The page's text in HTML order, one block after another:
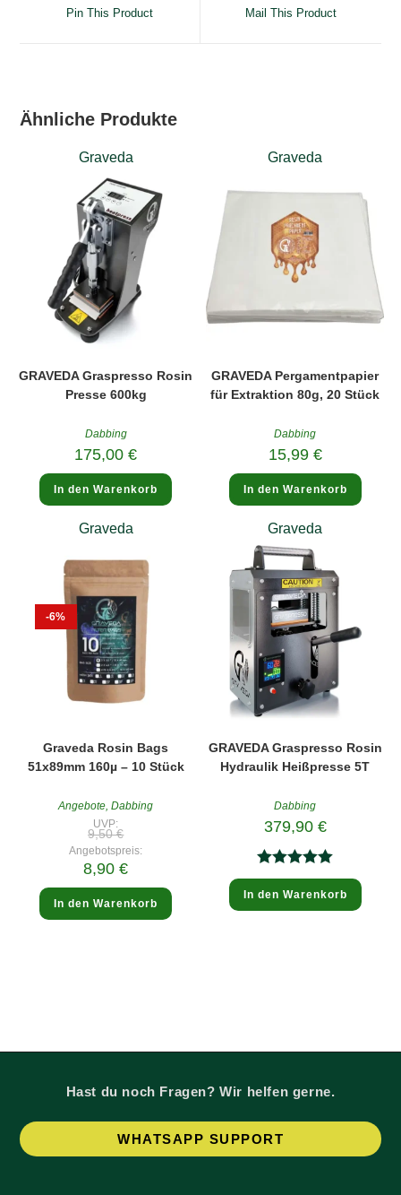
Pin This Product Mail This Product
Ähnliche Produkte
Graveda
GRAVEDA Graspresso Rosin
Presse 600kg
Dabbing
175,00€
In den Warenkorb
Graveda
GRAVEDA Pergamentpapier
für Extraktion 80g, 20 Stück
Dabbing
15,99 €
In den Warenkorb
Graveda
-6%
Graveda Rosin Bags
51x89mm 160µ – 10 Stück
Angebote ,Dabbing
UVP:
9,50€
Preis
war:
9,50 €
Angebotspreis:
8,90€Aktueller
Preis
ist:
8,90 €.
In den Warenkorb
Graveda
GRAVEDA Graspresso Rosin
Hydraulik Heißpresse 5T
Dabbing
379,90 €
Bewertet
mit5.00
In den Warenkorb
Hast du noch Fragen? Wir helfen gerne.
WHATSAPP SUPPORT